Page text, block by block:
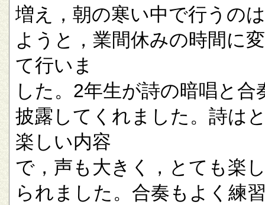
増え，朝の寒い中で行うの
ようと，業間休みの時間に
て行いま
した。2年生が詩の暗唱と合
披露してくれました。詩は
楽しい内容
で，声も大きく，とても楽
られました。合奏もよく練